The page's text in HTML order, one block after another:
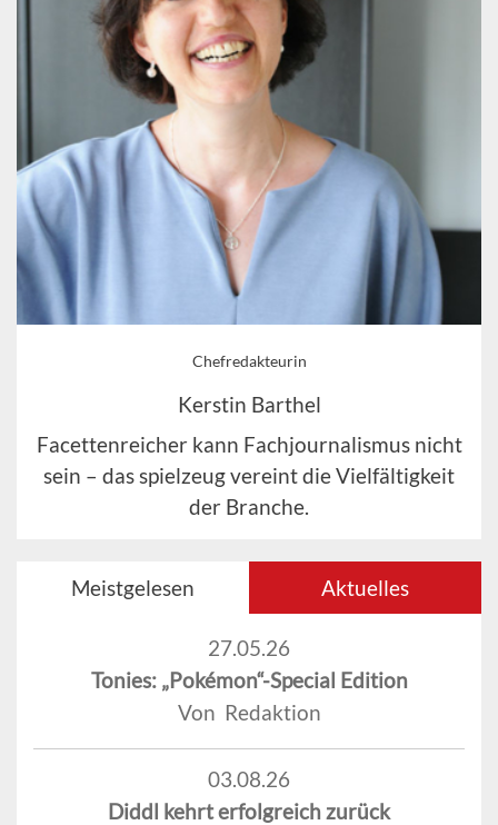
Chefredakteurin
Kerstin Barthel
Facettenreicher kann Fachjournalismus nicht
sein – das spielzeug vereint die Vielfältigkeit
der Branche.
Meistgelesen Aktuelles
27.05.26
Tonies: „Pokémon“-Special Edition
Von Redaktion
03.08.26
Diddl kehrt erfolgreich zurück